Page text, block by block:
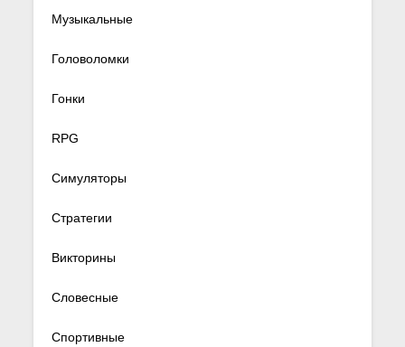
Музыкальные
Головоломки
Гонки
RPG
Симуляторы
Стратегии
Викторины
Словесные
Спортивные